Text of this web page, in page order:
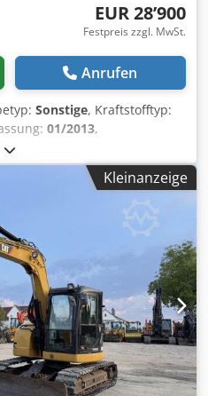
EUR 28’900
Festpreis zzgl. MwSt.
Anrufen
Sonstige, Kraftstofftyp:
01/2013,
Sonstige, *
* Ladegabel ... Kleinanzeige